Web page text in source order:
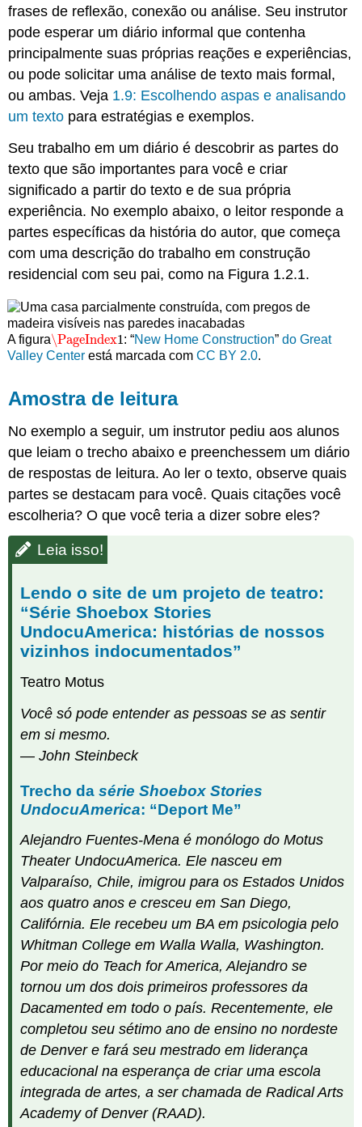
de
um
projeto
teatro:
“Série
Shoebox
UndocuAmerica:
histórias
nossos
vizinhos
indocumentados”
Trecho
série
Stories
UndocuAmerica:
“Deport
Me”
citado
e
atribuições
Conteúdo
licenciado
original
licenciado
publicado
anteriormente
frases de reflexão, conexão ou análise. Seu instrutor
pode esperar um diário informal que contenha
principalmente suas próprias reações e experiências,
ou pode solicitar uma análise de texto mais formal,
ou ambas. Veja 1.9: Escolhendo aspas e analisando
um texto para estratégias e exemplos.
Seu trabalho em um diário é descobrir as partes do
texto que são importantes para você e criar
significado a partir do texto e de sua própria
experiência. No exemplo abaixo, o leitor responde a
partes específicas da história do autor, que começa
com uma descrição do trabalho em construção
residencial com seu pai, como na Figura 1.2.1.
A figura\PageIndex1
\PageIndex1: “New Home Construction”do Great
Valley Center está marcada com CC BY 2.0.
Amostra de leitura
No exemplo a seguir, um instrutor pediu aos alunos
que leiam o trecho abaixo e preenchessem um diário
de respostas de leitura. Ao ler o texto, observe quais
partes se destacam para você. Quais citações você
escolheria? O que você teria a dizer sobre eles?
Leia isso!
Lendo o site de um projeto de teatro:
“Série Shoebox Stories
UndocuAmerica: histórias de nossos
vizinhos indocumentados”
Teatro Motus
Você só pode entender as pessoas se as sentir
em si mesmo.
— John Steinbeck
Trecho dasérie Shoebox Stories
UndocuAmerica: “Deport Me”
Alejandro Fuentes-Mena é monólogo do Motus
Theater UndocuAmerica. Ele nasceu em
Valparaíso, Chile, imigrou para os Estados Unidos
aos quatro anos e cresceu em San Diego,
Califórnia. Ele recebeu um BA em psicologia pelo
Whitman College em Walla Walla, Washington.
Por meio do Teach for America, Alejandro se
tornou um dos dois primeiros professores da
Dacamented em todo o país. Recentemente, ele
completou seu sétimo ano de ensino no nordeste
de Denver e fará seu mestrado em liderança
educacional na esperança de criar uma escola
integrada de artes, a ser chamada de Radical Arts
Academy of Denver (RAAD).